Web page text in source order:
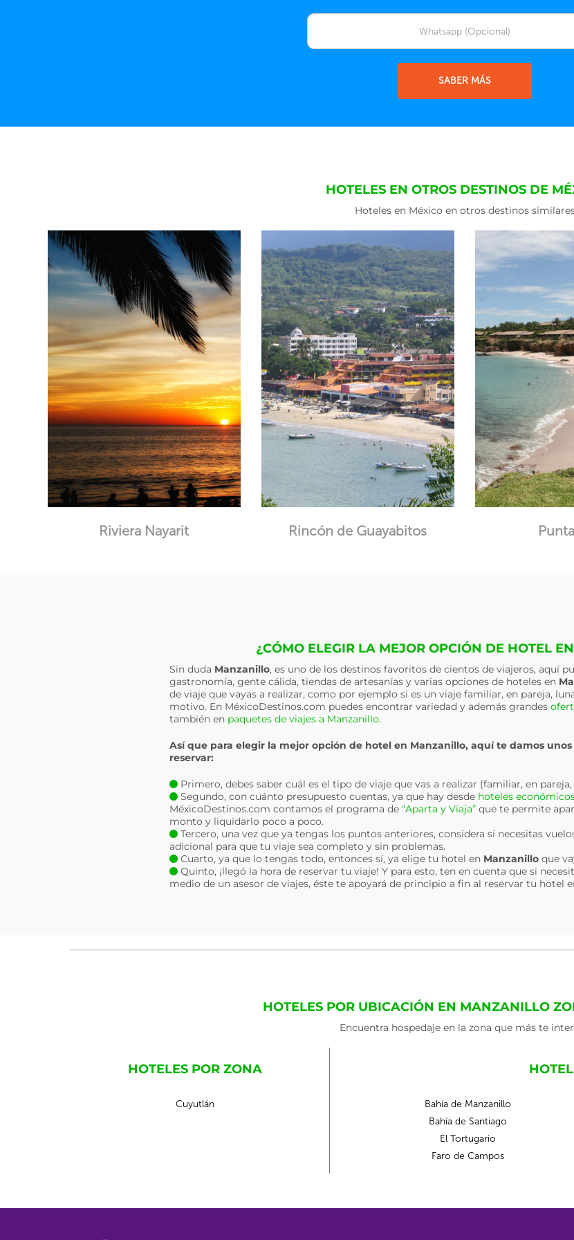
SABER MÁS
HOTELES EN OTROS DESTINOS DE
Hoteles en México en otros destinos
Riviera Nayarit Rincón de Guayabitos
¿CÓMO ELEGIR LA MEJOR OPCIÓN DE HOTEL
Sin duda Manzanillo, es uno de los destinos favoritos de cientos de viajeros, aquí
gastronomía, gente cálida, tiendas de artesanías y varias opciones de hoteles en
de viaje que vayas a realizar, como por ejemplo si es un viaje familiar, en pareja,
motivo. En MéxicoDestinos.com puedes encontrar variedad y además grandes
también en paquetes de viajes a Manzanillo.
Así que para elegir la mejor opción de hotel en Manzanillo, aquí te damos
reservar:
Primero, debes saber cuál es el tipo de viaje que vas a realizar (familiar, en pareja,
Segundo, con cuánto presupuesto cuentas, ya que hay desde hoteles
MéxicoDestinos.com contamos el programa de “Aparta y Viaja”que te permite
monto y liquidarlo poco a poco.
Tercero, una vez que ya tengas los puntos anteriores, considera si necesitas
adicional para que tu viaje sea completo y sin problemas.
Cuarto, ya que lo tengas todo, entonces sí, ya elige tu hotel en Manzanilloque
Quinto, ¡llegó la hora de reservar tu viaje! Y para esto, ten en cuenta que si
medio de un asesor de viajes, éste te apoyará de principio a fin al reservar tu hotel
HOTELES POR UBICACIÓN EN MANZANILLO
Encuentra hospedaje en la zona que más te
HOTELES POR ZONA
Cuyutlán
Bahía de Manzanillo
Bahía de Santiago
El Tortugario
Faro de Campos